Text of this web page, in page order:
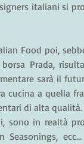
italiani si
Food poi,
Prada,
sarà il
cucina a quella
di alta
sono in realtà
Seasonings,